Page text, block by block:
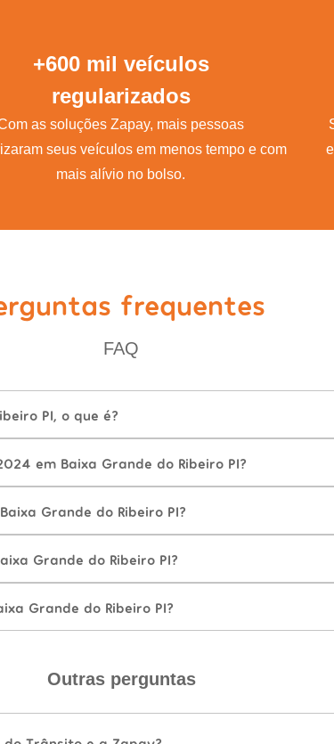
+600 mil veículos
regularizados
as soluções Zapay, mais pessoas
seus veículos em menos tempo e com
mais alívio no bolso.
frequentes
FAQ
PI, o que é?
em Baixa Grande do Ribeiro PI?
Grande do Ribeiro PI?
Grande do Ribeiro PI?
Grande do Ribeiro PI?
Outras perguntas